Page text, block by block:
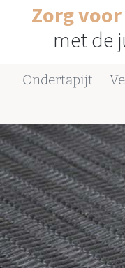
Zorg
met de
Ondertapijt